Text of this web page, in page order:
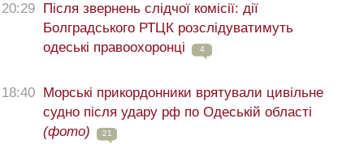
20:29
Після звернень слідчої комісії: дії
Болградського РТЦК розслідуватимуть
одеські правоохоронці
4
18:40
Морські прикордонники врятували цивільне
судно після удару рф по Одеській області
(фото)
21